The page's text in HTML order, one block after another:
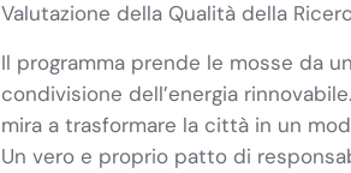
Valutazione della Qualità della
Il programma prende le mosse da
condivisione dell’energia
mira a trasformare la città in un
Un vero e proprio patto di